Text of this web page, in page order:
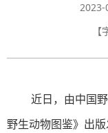
【
近日，由中国
野生动物图鉴》出